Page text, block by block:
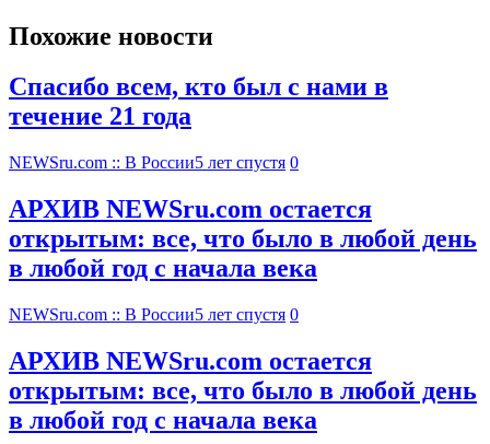
Похожие новости
Спасибо всем, кто был с нами в
течение 21 года
NEWSru.com :: В России5 лет спустя 0
АРХИВ NEWSru.com остается
открытым: все, что было в любой день
в любой год с начала века
NEWSru.com :: В России5 лет спустя 0
АРХИВ NEWSru.com остается
открытым: все, что было в любой день
в любой год с начала века